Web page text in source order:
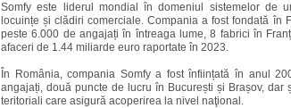
Somfy este liderul mondial în domeniul sistemelor de
locuințe și clădiri comerciale. Compania a fost fondată în
peste 6.000 de angajați în întreaga lume, 8 fabrici în
afaceri de 1.44 miliarde euro raportate în 2023.
În România, compania Somfy a fost înființată în anul
angajați, două puncte de lucru în București și Brașov, dar
teritoriali care asigură acoperirea la nivel naţional.